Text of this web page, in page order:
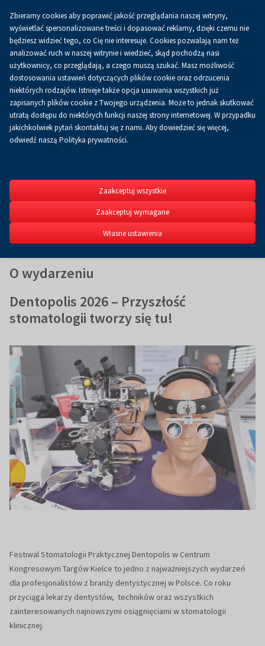
Festiwal
O wydarzeniu
Dentopolis 2026 – Przyszłość
stomatologii tworzy się tu!
Festiwal Stomatologii Praktycznej Dentopolis w Centrum
Kongresowym Targów Kielce to jedno z najważniejszych wydarzeń
dla profesjonalistów z branży dentystycznej w Polsce. Co roku
przyciąga lekarzy dentystów, techników oraz wszystkich
zainteresowanych najnowszymi osiągnięciami w stomatologii
klinicznej.
Zbieramy cookies aby poprawić jakość przeglądania naszej witryny,
wyświetlać spersonalizowane treści i dopasować reklamy, dzięki czemu nie
będziesz widzieć tego, co Cię nie interesuje. Cookies pozwalają nam też
analizować ruch w naszej witrynie i wiedzieć, skąd pochodzą nasi
użytkownicy, co przeglądają, a czego muszą szukać. Masz możliwość
dostosowania ustawień dotyczących plików cookie oraz odrzucenia
niektórych rodzajów. Istnieje także opcja usuwania wszystkich już
zapisanych plików cookie z Twojego urządzenia. Może to jednak skutkować
utratą dostępu do niektórych funkcji naszej strony internetowej. W przypadku
jakichkolwiek pytań skontaktuj się z nami. Aby dowiedzieć się więcej,
odwiedź naszą Polityka prywatności.
Zaakceptuj wszystkie
Zaakceptuj wymagane
Własne ustawienia